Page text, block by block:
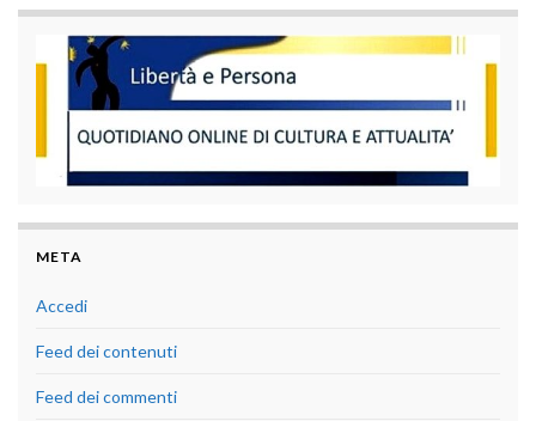
META
Accedi
Feed dei contenuti
Feed dei commenti